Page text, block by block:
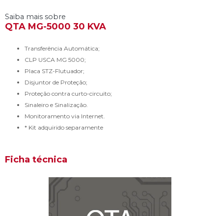
Saiba mais sobre
QTA MG-5000 30 KVA
Transferência Automática;
CLP USCA MG 5000;
Placa STZ-Flutuador;
Disjuntor de Proteção;
Proteção contra curto-circuito;
Sinaleiro e Sinalização.
Monitoramento via Internet.
* Kit adquirido separamente
Ficha técnica